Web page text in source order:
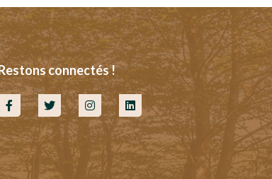
connectés !